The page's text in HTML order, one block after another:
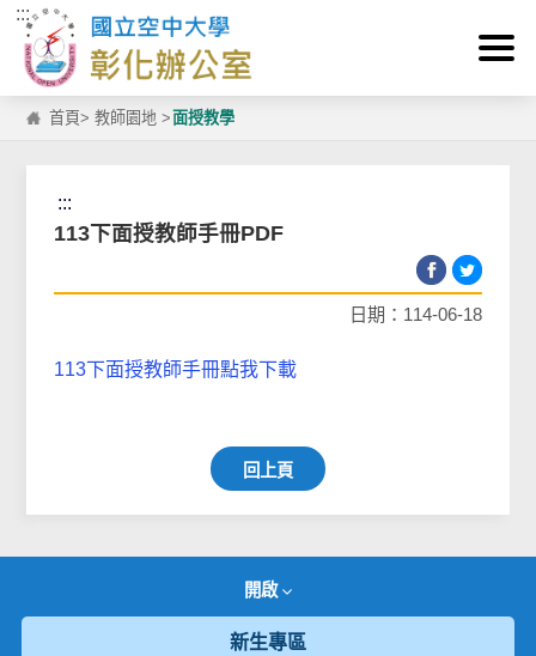
跳到主要內容區塊
:::
首頁>教師園地 > 面授教學
:::
113下面授教師手冊PDF
日期：114-06-18
113下面授教師手冊點我下載
回上頁
開啟
新生專區